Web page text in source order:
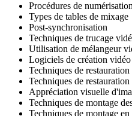
Procédures de numérisation
Types de tables de mixage
Post-synchronisation
Techniques de trucage
Utilisation de mélangeur
Logiciels de création vidéo
Techniques de
Techniques de
Appréciation visuelle
Techniques de montage
Techniques de montage